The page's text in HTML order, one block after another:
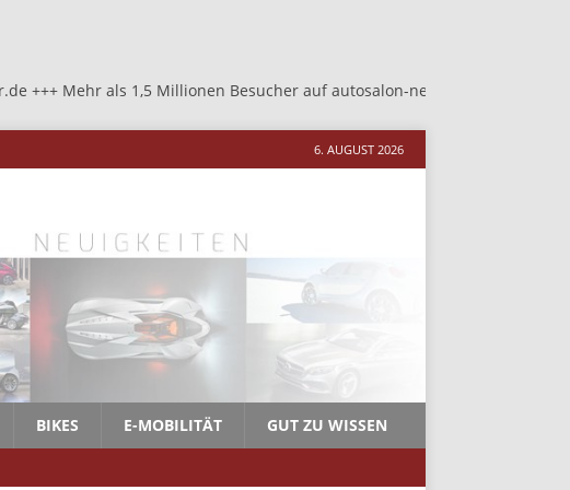
Millionen Besucher auf autosalon-neher.de +++ Mehr als 1,5
6. AUGUST 2026
BIKES E-MOBILITÄT GUT ZU WISSEN